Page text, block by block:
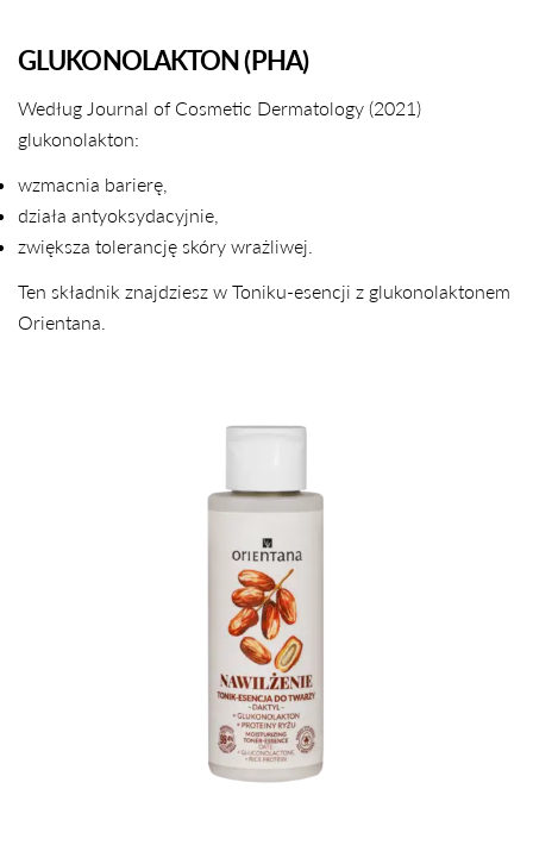
GLUKONOLAKTON (PHA)
Według Journal of Cosmetic Dermatology (2021)
glukonolakton:
wzmacnia barierę,
działa antyoksydacyjnie,
zwiększa tolerancję skóry wrażliwej.
Ten składnik znajdziesz w Toniku-esencji z glukonolaktonem
Orientana.